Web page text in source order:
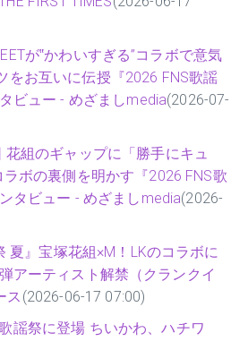
が‟かわいすぎる”コラボで意気
をお互いに伝授『2026 FNS歌謡
ビュー - めざましmedia(2026-07-
花組のギャップに「勝手にキュ
ラボの裏側を明かす『2026 FNS歌
タビュー - めざましmedia(2026-
夏』宝塚花組×M！LKのコラボに
アーティスト解禁（クランクイ
ス (2026-06-17 07:00)
謡祭に登場 ちいかわ、ハチワ